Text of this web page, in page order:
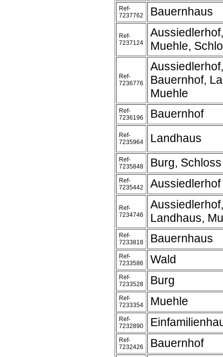
Ref-
7237762
Bauernhaus
Ref-
7237124
Muehle,
Ref-
7236776
Bauernhof,
Muehle
Ref-
7236196
Bauernhof
Ref-
7235964
Landhaus
Ref-
7235848
Burg, Schloss
Ref-
7235442
Aussiedlerhof
Ref-
7234746
Landhaus,
Ref-
7233818
Bauernhaus
Ref-
7233586
Wald
Ref-
7233528
Burg
Ref-
7233354
Muehle
Ref-
7232890
Ref-
7232426
Bauernhof